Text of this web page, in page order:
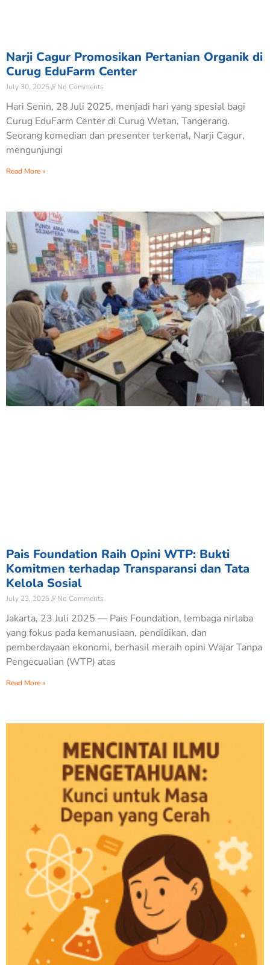
Narji Cagur Promosikan Pertanian Organik di
Curug EduFarm Center
July 30, 2025 No Comments
Hari Senin, 28 Juli 2025, menjadi hari yang spesial bagi
Curug EduFarm Center di Curug Wetan, Tangerang.
Seorang komedian dan presenter terkenal, Narji Cagur,
mengunjungi
Read More »
Pais Foundation Raih Opini WTP: Bukti
Komitmen terhadap Transparansi dan Tata
Kelola Sosial
July 23, 2025 No Comments
Jakarta, 23 Juli 2025 — Pais Foundation, lembaga nirlaba
yang fokus pada kemanusiaan, pendidikan, dan
pemberdayaan ekonomi, berhasil meraih opini Wajar Tanpa
Pengecualian (WTP) atas
Read More »